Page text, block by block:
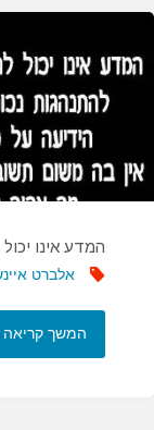
המדע אינו
אלברט
המשך קריאה